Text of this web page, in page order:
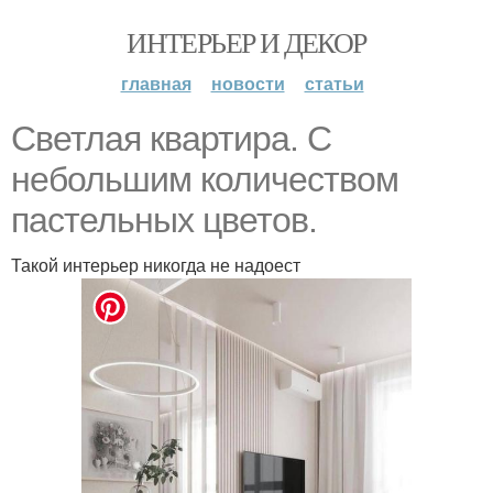
ИНТЕРЬЕР И ДЕКОР
главная новости статьи
Светлая квартира. С
небольшим количеством
пастельных цветов.
Такой интерьер никогда не надоест